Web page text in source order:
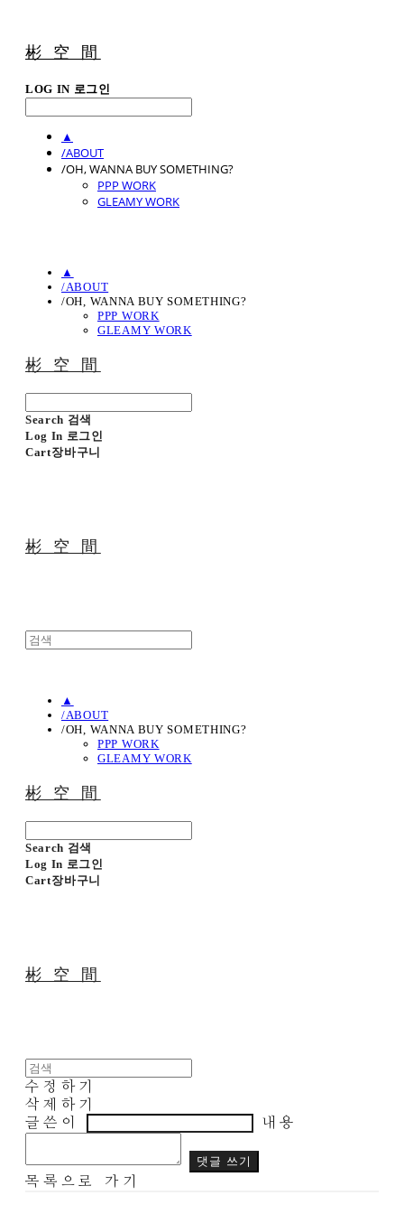
彬 空 間
LOG IN 로그인
▲
/ABOUT
/OH, WANNA BUY SOMETHING?
PPP WORK
GLEAMY WORK
▲
/ABOUT
/OH, WANNA BUY SOMETHING?
PPP WORK
GLEAMY WORK
彬 空 間
Search 검색
Log In 로그인
Cart장바구니
彬 空 間
▲
/ABOUT
/OH, WANNA BUY SOMETHING?
PPP WORK
GLEAMY WORK
彬 空 間
Search 검색
Log In 로그인
Cart장바구니
彬 空 間
수정하기
삭제하기
글쓴이
내용
댓글 쓰기
목록으로 가기